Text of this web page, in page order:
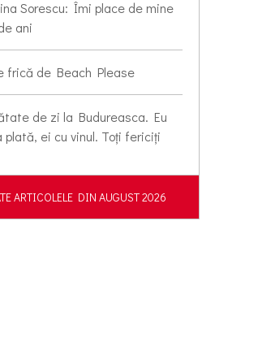
Sorescu: Îmi place de mine
ani
frică de Beach Please
de zi la Budureasca. Eu
plată, ei cu vinul. Toți fericiți
ARTICOLELE DIN AUGUST 2026